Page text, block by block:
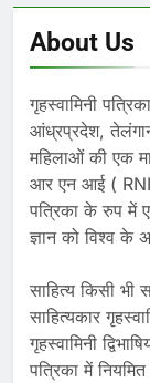
About Us
गृहस्वामिनी
आंध्रप्रदेश,
महिलाओं की एक
आर एन आई ( RNI
पत्रिका के रुप में
ज्ञान को विश्व के
साहित्य किसी भी
साहित्यकार
गृहस्वामिनी
पत्रिका में